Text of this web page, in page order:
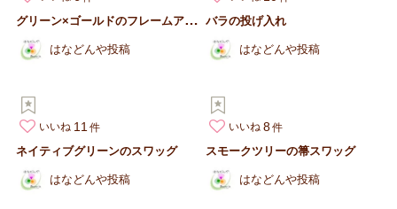
グ
リーン×ゴールドのフレームアレンジ
はなどんや投稿
バラの投げ入れ
はなどんや投稿
いいね 11
ネイティブグリーンのスワッグ
はなどんや投稿
いいね 8
スモークツリーの箒スワッグ
はなどんや投稿